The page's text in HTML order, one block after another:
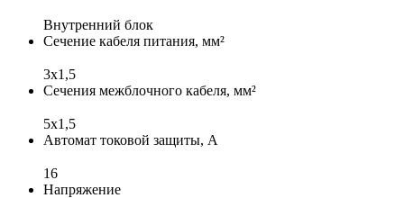
Внутренний блок
Сечение кабеля питания, мм²
3x1,5
Сечения межблочного кабеля, мм²
5x1,5
Автомат токовой защиты, А
16
Напряжение